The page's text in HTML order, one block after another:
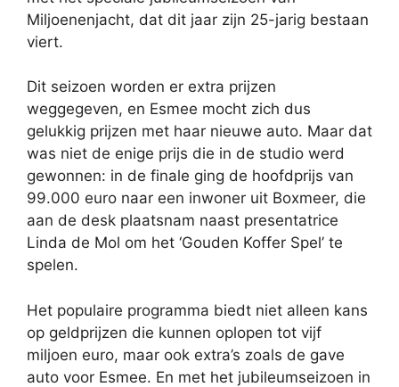
Miljoenenjacht, dat dit jaar zijn 25-jarig bestaan
viert.
Dit seizoen worden er extra prijzen
weggegeven, en Esmee mocht zich dus
gelukkig prijzen met haar nieuwe auto. Maar dat
was niet de enige prijs die in de studio werd
gewonnen: in de finale ging de hoofdprijs van
99.000 euro naar een inwoner uit Boxmeer, die
aan de desk plaatsnam naast presentatrice
Linda de Mol om het ‘Gouden Koffer Spel’ te
spelen.
Het populaire programma biedt niet alleen kans
op geldprijzen die kunnen oplopen tot vijf
miljoen euro, maar ook extra’s zoals de gave
auto voor Esmee. En met het jubileumseizoen in